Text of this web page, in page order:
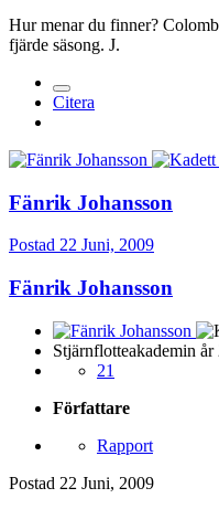
Hur menar du finner?
fjärde säsong. J.
Citera
Fänrik Johansson
Postad 22 Juni, 2009
Fänrik Johansson
Stjärnflotteakademin år
21
Författare
Rapport
Postad 22 Juni, 2009